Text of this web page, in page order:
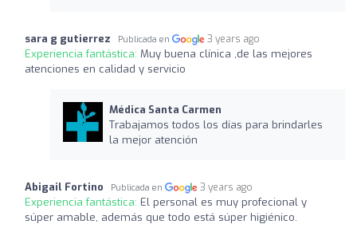
sara g gutierrez Publicada en 3 years ago
Experiencia fantástica: Muy buena clínica ,de las mejores
atenciones en calidad y servicio
Médica Santa Carmen
Trabajamos todos los días para brindarles
la mejor atención
Abigail Fortino Publicada en 3 years ago
Experiencia fantástica: El personal es muy profecional y
súper amable, además que todo está súper higiénico.